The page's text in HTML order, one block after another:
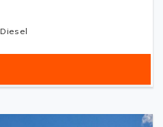
Diesel